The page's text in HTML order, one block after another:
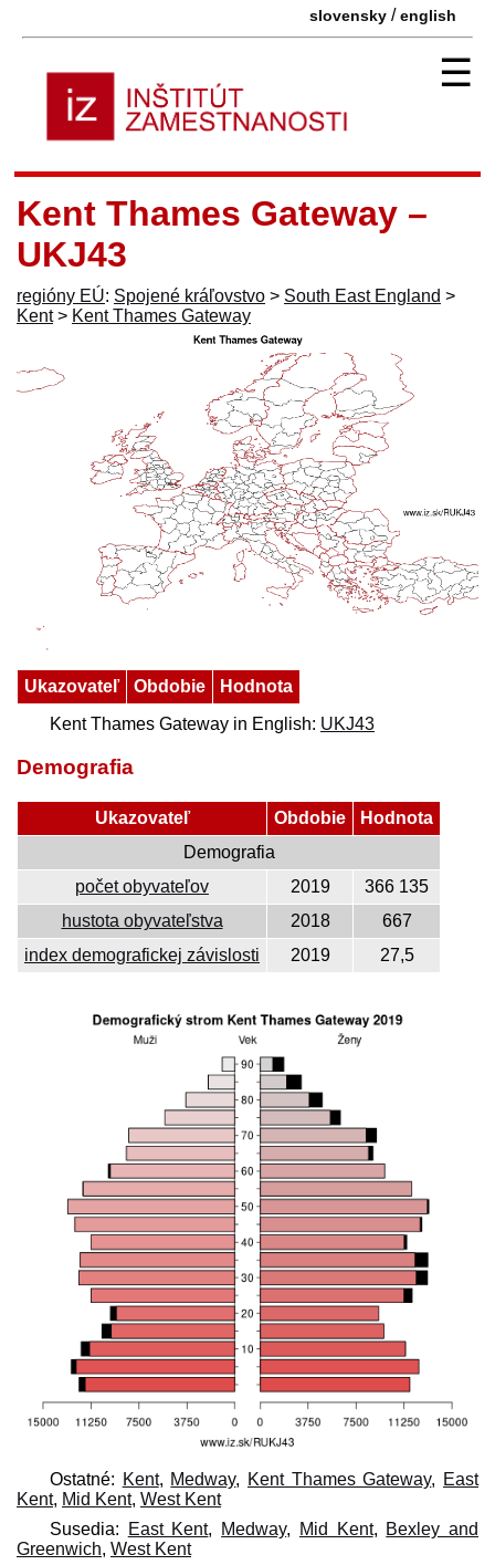
slovensky /english
☰
Kent Thames Gateway –
UKJ43
regióny EÚ: Spojené kráľovstvo > South East England >
Kent> Kent Thames Gateway
Ukazovateľ Obdobie
Hodnota
Kent Thames Gateway in English: UKJ43
Demografia
Ukazovateľ Obdobie
Hodnota
Demografia
počet obyvateľov
2019
366 135
hustota obyvateľstva
2018
667
index demografickej závislosti
2019 27,5
Ostatné: Kent, Medway, Kent Thames Gateway, East
Kent, Mid Kent, West Kent
Susedia:
East Kent, Medway, Mid Kent, Bexley and
Greenwich, West Kent